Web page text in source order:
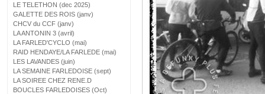
LE TELETHON (dec 2025)
GALETTE DES ROIS (janv)
CHCV du CCF (janv)
LA ANTONIN 3 (avril)
LA FARLED'CYCLO (mai)
RAID HENDAYE/LA FARLEDE (mai)
LES LAVANDES (juin)
LA SEMAINE FARLEDOISE (sept)
LA SOIREE CHEZ RENE.D
BOUCLES FARLEDOISES (Oct)